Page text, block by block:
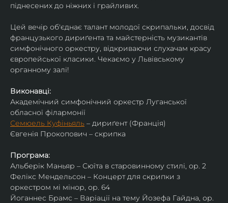
піднесених до ніжних і грайливих.
Цей вечір об'єднає талант молодої скрипальки, досвід
французького дириґента та майстерність музикантів
симфонічного оркестру, відкриваючи слухачам красу
європейської класики. Чекаємо у Львівському
органному залі!
Виконавці:
Академічний симфонічний оркестр Луганської
обласної філармонії
Семюель Куфіньяль – дириґент (Франція)
Євгенія Прокопович – скрипка
Програма:
Альберік Маньяр – Сюїта в старовинному стилі, ор. 2
Фелікс Мендельсон – Концерт для скрипки з
оркестром мі мінор, ор. 64
Йоганнес Брамс – Варіації на тему Йозефа Гайдна, ор.